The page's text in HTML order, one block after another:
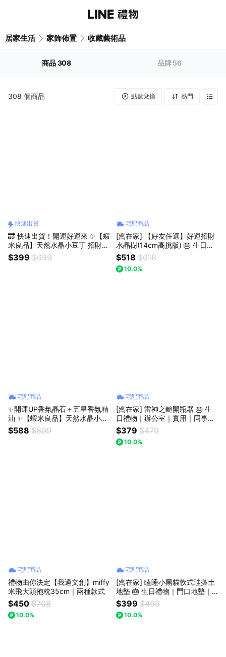
居家生活 家飾佈置 收藏藝術品
商品308 品牌56
308 個商品 點數兌換 熱門
快速出貨
🔜 快速出貨！開運好運來 ✨【蝦
米良品】天然水晶小豆丁 招財開
運小禮物 辦公室小物 生日禮物
七夕情人禮物 聖誕節交換禮物 1
$399 $699
宅配商品
[窩在家] 【好友任選】好運招財
水晶樹(14cm高挑版) 🎂 生日禮
物｜招財｜辦公室｜開運納福｜
實用｜升遷升職｜喬遷｜開業開
店｜同事｜上班族｜獅子座｜七
$518 $618
10.0%
宅配商品
✨開運UP香氛晶石＋五星香氛精
油 ✨【蝦米良品】天然水晶小豆
丁 招財開運小禮物 辦公室小物
生日禮物 七夕情人禮物 聖誕節
$588 $899
宅配商品
[窩在家] 雷神之鎚開瓶器 🎂 生
日禮物｜辦公室｜實用｜同事｜
上班族｜獅子座｜七夕禮物｜父
親節
$379 $479
10.0%
宅配商品
禮物由你決定【我適文創】miffy
米飛大頭抱枕35cm｜兩種款式
$450 $708
10.0%
宅配商品
[窩在家] 瞌睡小黑貓軟式珪藻土
地墊 🎂 生日禮物｜門口地墊｜
貓咪｜入厝｜喬遷｜居家佈置｜
療癒｜貓奴｜獅子座｜七夕禮物
｜父親節
$399 $499
10.0%